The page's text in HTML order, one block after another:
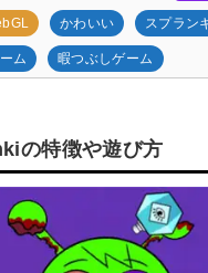
かわいい スプラン
ム 暇つぶしゲーム
の特徴や遊び方